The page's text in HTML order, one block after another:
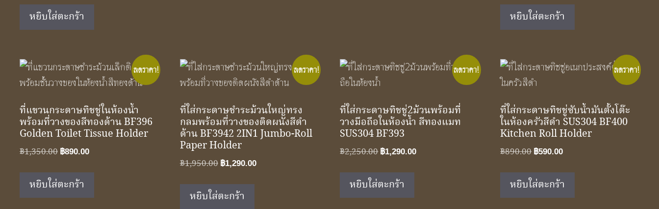
was:
฿2,250.00.
หยิบใส่ตะกร้า
was:
฿1,190.00.
หยิบใส่ตะกร้า
ลดราคา!
ที่แขวนกระดาษทิชชู่ในห้องน้ำ
พร้อมที่วางของสีทองด้าน BF396
Golden Toilet Tissue Holder
฿1,350.00Original
was:
฿1,350.00.
฿890.00Current
หยิบใส่ตะกร้า
ลดราคา!
ที่ใส่กระดาษชำระม้วนใหญ่ทรง
กลมพร้อมที่วางของติดผนังสีดำ
ด้าน BF3942 2IN1 Jumbo-Roll
Paper Holder
฿1,950.00 Original
was:
฿1,950.00.
฿1,290.00Current
หยิบใส่ตะกร้า
ลดราคา!
ที่ใส่กระดาษทิชชู่2ม้วนพร้อมที่
วางมือถือในห้องน้ำ สีทองแมท
SUS304 BF393
฿2,250.00Original
was:
฿2,250.00.
฿1,290.00Current
หยิบใส่ตะกร้า
ลดราคา!
ที่ใส่กระดาษทิชชู่ซับน้ำมันตั้งโต๊ะ
ในห้องครัวสีดำ SUS304 BF400
Kitchen Roll Holder
฿890.00Original
was:
฿890.00.
฿590.00Current
฿590.00.
หยิบใส่ตะกร้า